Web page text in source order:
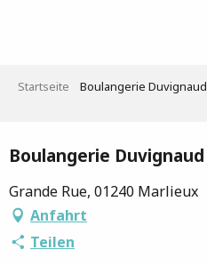
Startseite Boulangerie Duvignaud
Boulangerie Duvignaud
Grande Rue, 01240 Marlieux
Anfahrt
Teilen